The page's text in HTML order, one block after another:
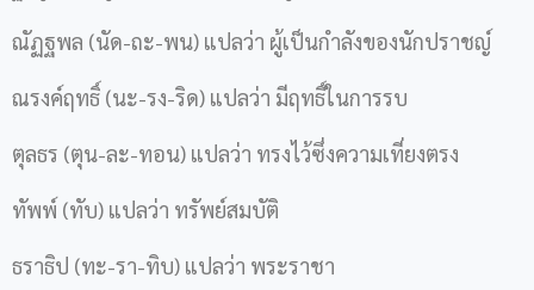
ณัฏฐพล (นัด-ถะ-พน) แปลว่า ผู้เป็นกำลังของนักปราชญ์
ณรงค์ฤทธิ์ (นะ-รง-ริด) แปลว่า มีฤทธิ์ในการรบ
ตุลธร (ตุน-ละ-ทอน) แปลว่า ทรงไว้ซึ่งความเที่ยงตรง
ทัพพ์ (ทับ) แปลว่า ทรัพย์สมบัติ
ธราธิป (ทะ-รา-ทิบ) แปลว่า พระราชา